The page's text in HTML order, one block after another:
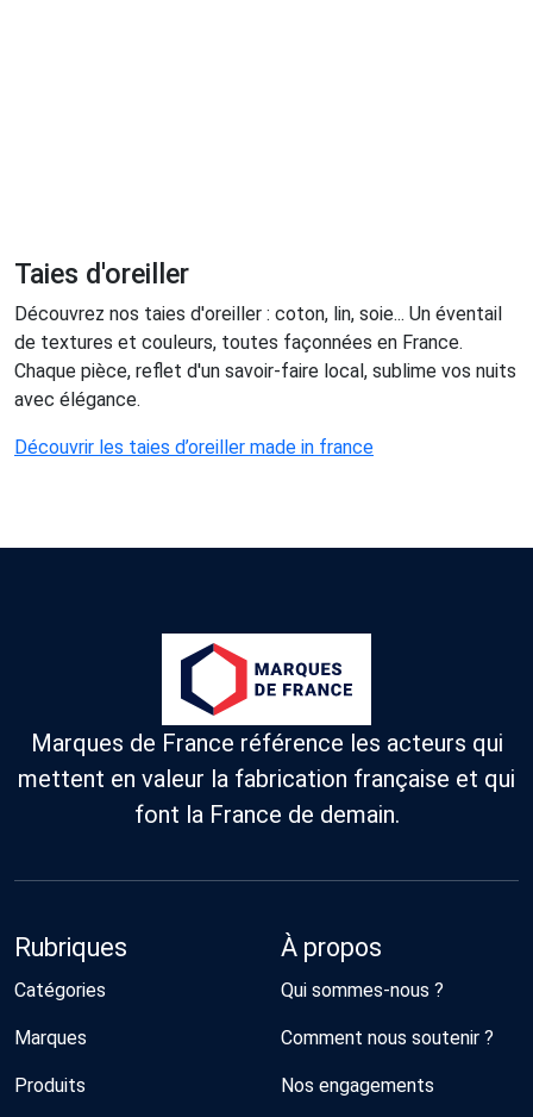
Taies d'oreiller
Découvrez nos taies d'oreiller : coton, lin, soie... Un éventail
de textures et couleurs, toutes façonnées en France.
Chaque pièce, reflet d'un savoir-faire local, sublime vos nuits
avec élégance.
Découvrir les taies d’oreiller made in france
Marques de France référence les acteurs qui
mettent en valeur la fabrication française et qui
font la France de demain.
Rubriques
Catégories
Marques
Produits
À propos
Qui sommes-nous ?
Comment nous soutenir ?
Nos engagements